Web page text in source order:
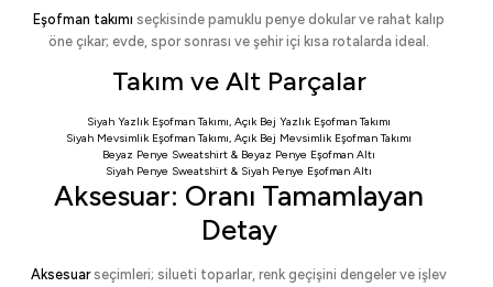
Eşofman takımı seçkisinde pamuklu penye dokular ve rahat kalıp
öne çıkar; evde, spor sonrası ve şehir içi kısa rotalarda ideal.
Takım ve Alt Parçalar
Siyah Yazlık Eşofman Takımı, Açık Bej Yazlık Eşofman Takımı
Siyah Mevsimlik Eşofman Takımı, Açık Bej Mevsimlik Eşofman Takımı
Beyaz Penye Sweatshirt & Beyaz Penye Eşofman Altı
Siyah Penye Sweatshirt & Siyah Penye Eşofman Altı
Aksesuar: Oranı Tamamlayan
Detay
Aksesuarseçimleri; silueti toparlar, renk geçişini dengeler ve işlev